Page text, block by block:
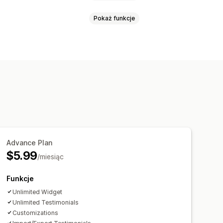
Pokaż funkcje
Advance Plan
$5.99/miesiąc
Funkcje
Unlimited Widget
Unlimited Testimonials
Customizations